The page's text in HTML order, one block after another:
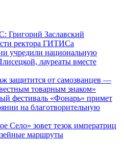
Григорий Заславский
ректора ГИТИСа
учредили национальную
лауреаты вместе
защитится от самозванцев —
товарным знаком»
фестиваль «Фонарь» примет
на благотворительную
Село» зовет тезок императриц
маршруты